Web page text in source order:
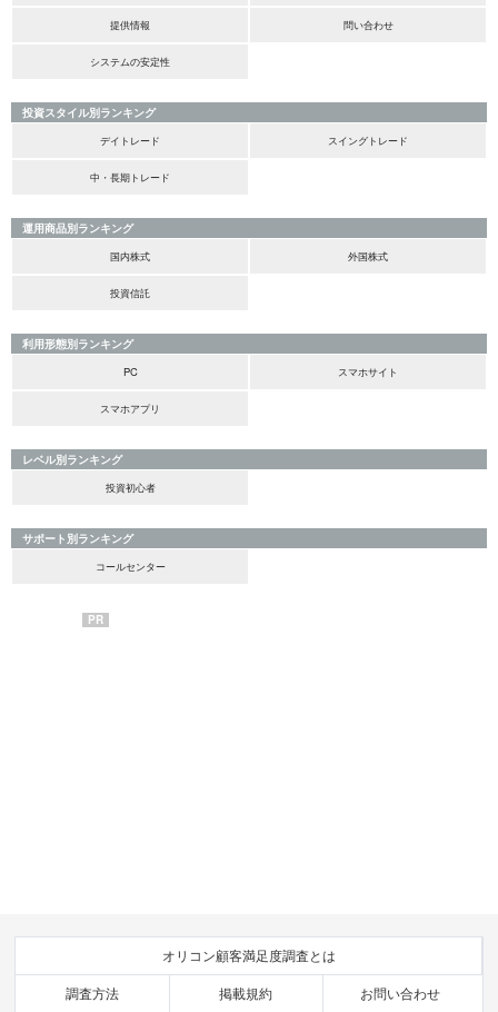
提供情報 問い合わせ
システムの安定性
投資スタイル別ランキング
デイトレード
スイングトレード
中・長期トレード
運用商品別ランキング
国内株式
外国株式
投資信託
利用形態別ランキング
PC
スマホサイト
スマホアプリ
レベル別ランキング
投資初心者
サポート別ランキング
コールセンター
PR
オリコン顧客満足度調査とは
調査方法 掲載規約 お問い合わせ